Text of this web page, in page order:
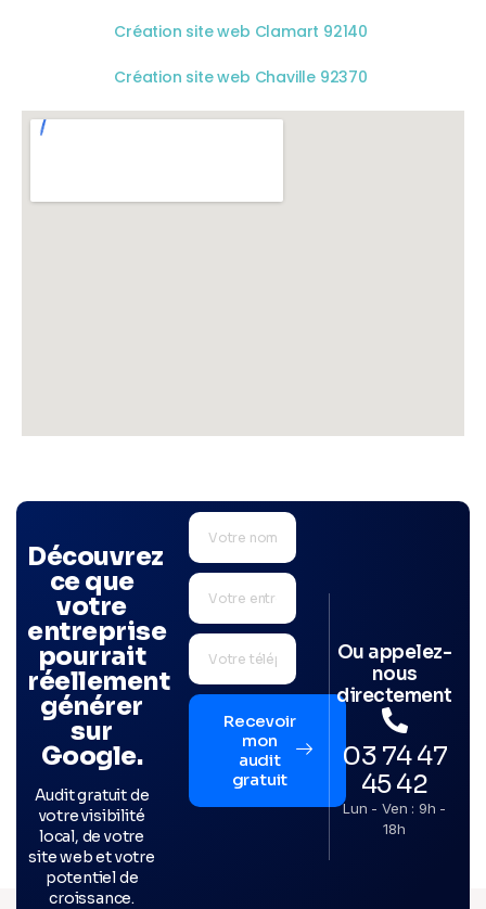
Création site web Clamart 92140
Création site web Chaville 92370
Découvrez
ce que
votre
entreprise
pourrait
réellement
générer
sur
Google.
Audit gratuit de
votre visibilité
local, de votre
site web et votre
potentiel de
croissance.
Recevoir
mon
audit
gratuit
Ou appelez-
nous
directement
03 74 47
45 42
Lun - Ven : 9h -
18h